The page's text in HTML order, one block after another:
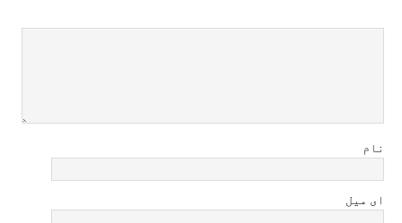
نام
ای میل